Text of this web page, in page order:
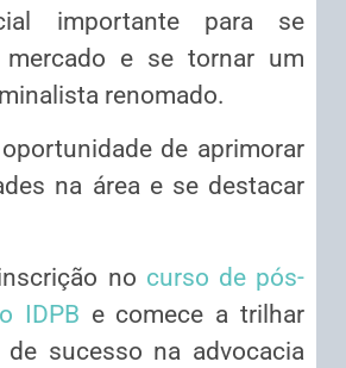
importante para se
mercado e se tornar um
renomado.
de aprimorar
na área e se destacar
no curso de pós-
IDPB e comece a trilhar
sucesso na advocacia